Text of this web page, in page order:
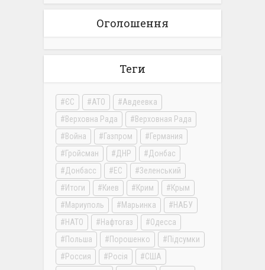
Оголошення
Теги
ЄС АТО
Авдеевка
Верховна Рада
Верховная Рада
Война
Газпром
Германия
Гройсман
ДНР
Донбас
Донбасс
ЕС
Зеленський
Итоги
Киев Крим
Крым
Мариуполь
Марьинка
НАБУ
НАТО
Нафтогаз
Одесса
Польша
Порошенко
Підсумки
Россия
Росія
США